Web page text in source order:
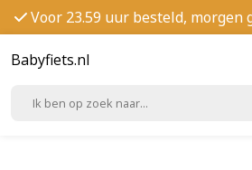
Voor 23.59 uur besteld, morgen
Babyfiets.nl